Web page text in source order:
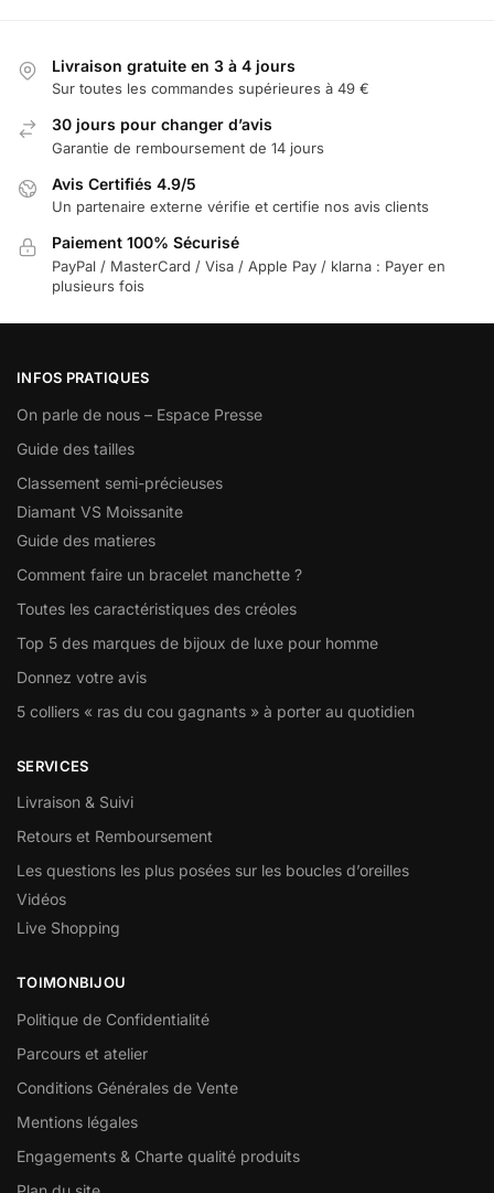
Livraison gratuite en 3 à 4 jours
Sur toutes les commandes supérieures à 49 €
30 jours pour changer d’avis
Garantie de remboursement de 14 jours
Avis Certifiés 4.9/5
Un partenaire externe vérifie et certifie nos avis clients
Paiement 100% Sécurisé
PayPal / MasterCard / Visa / Apple Pay / klarna : Payer en
plusieurs fois
INFOS PRATIQUES
On parle de nous – Espace Presse
Guide des tailles
Classement semi-précieuses
Diamant VS Moissanite
Guide des matieres
Comment faire un bracelet manchette ?
Toutes les caractéristiques des créoles
Top 5 des marques de bijoux de luxe pour homme
Donnez votre avis
5 colliers « ras du cou gagnants » à porter au quotidien
SERVICES
Livraison & Suivi
Retours et Remboursement
Les questions les plus posées sur les boucles d’oreilles
Vidéos
Live Shopping
TOIMONBIJOU
Politique de Confidentialité
Parcours et atelier
Conditions Générales de Vente
Mentions légales
Engagements & Charte qualité produits